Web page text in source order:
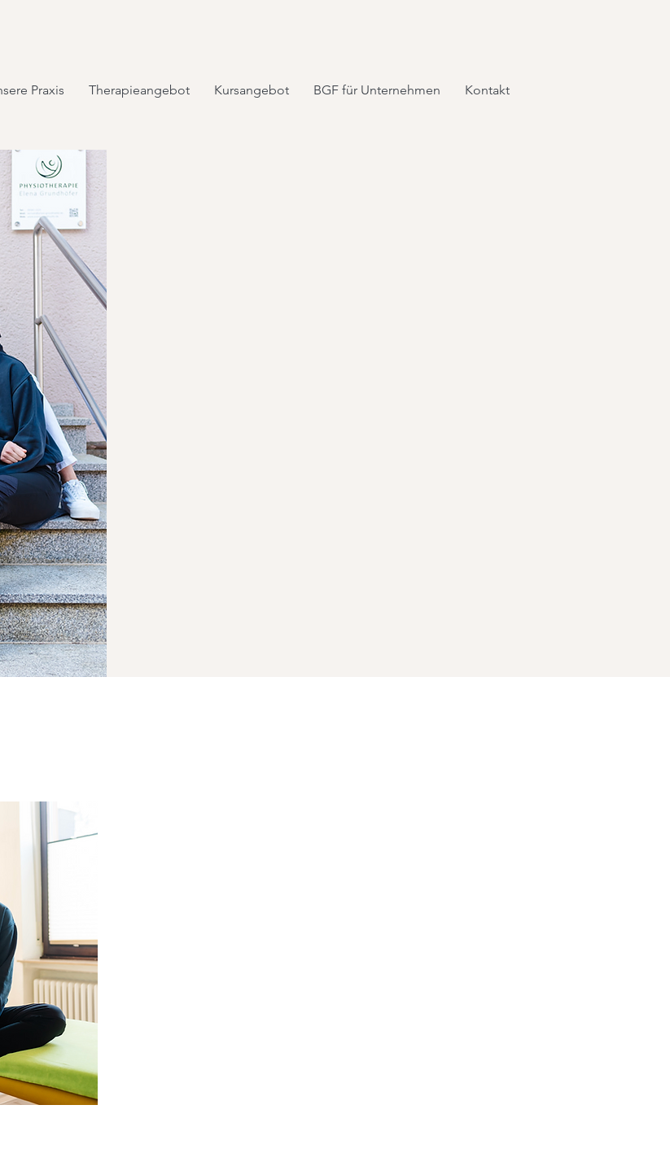
Praxis Therapieangebot Kursangebot BGF für Unternehmen Kontakt